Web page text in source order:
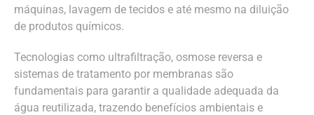
máquinas, lavagem de tecidos e até mesmo na diluição
de produtos químicos.
Tecnologias como ultrafiltração, osmose reversa e
sistemas de tratamento por membranas são
fundamentais para garantir a qualidade adequada da
água reutilizada, trazendo benefícios ambientais e